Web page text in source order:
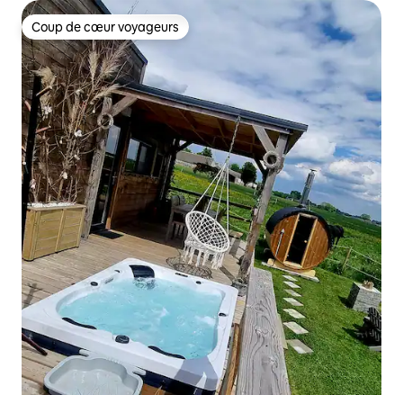
Coup de cœur voyageurs
Coup de cœur voyageurs